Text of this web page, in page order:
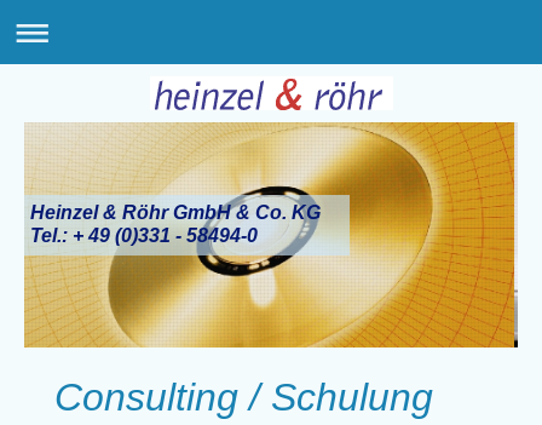
Heinzel & Röhr GmbH & Co. KG
Tel.: + 49 (0)331 - 58494-0
Consulting / Schulung